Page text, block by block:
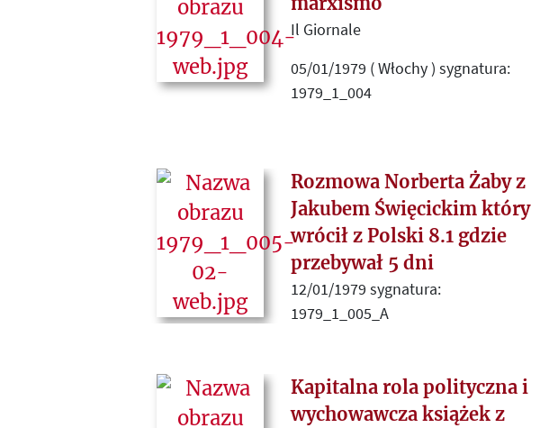
powinny być zadania
„Narodowca” recenzuje artykuł
Leszka Kołakowskiego „Pomyślne
wiecznej sprawie praw cesarskich i
boskich” opublikowany w
grudniowym numerze „Kultury”
(1978).
Il Giornale
05/01/1979 ( Włochy ) sygnatura:
1979_1_004
trzeci tom pracy Leszka
Kołakowskiego „Główne nurty
marksizmu” (Paryż 1978 Instytut
Literacki) i wydane po rosyjsku
„Opowiadania kołymskie”
Warłama Szałamowa (London
1978 Overseas Publications
Rozmowa Norberta Żaby z
Jakubem Święcickim który
wrócił z Polski 8.1 gdzie
przebywał 5 dni
12/01/1979 sygnatura:
1979_1_005_A
Kapitalna rola polityczna i
wychowawcza książek z